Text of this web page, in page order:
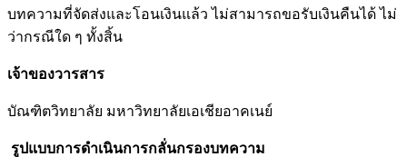
บทความที่จัดส่งและโอนเงินแล้ว ไม่สามารถขอรับเงินคืนได้ ไม่
ว่ากรณีใด ๆ ทั้งสิ้น
เจ้าของวารสาร
บัณฑิตวิทยาลัย มหาวิทยาลัยเอเชียอาคเนย์
รูปแบบการดำเนินการกลั่นกรองบทความ